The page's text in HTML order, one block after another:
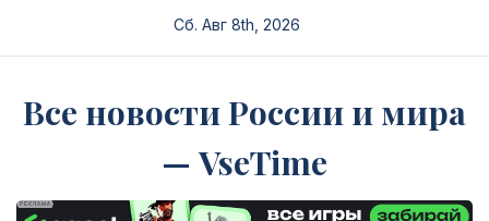
Сб. Авг 8th, 2026
Все новости России и мира
— VseTime